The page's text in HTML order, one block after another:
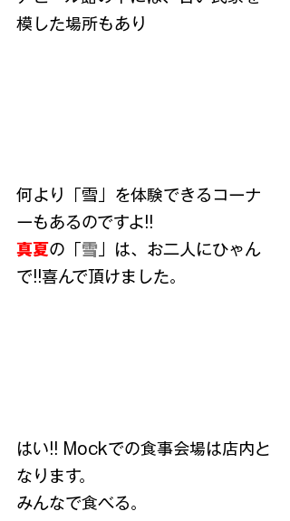
模した場所もあり
何より「雪」を体験できるコーナ
ーもあるのですよ!!
真夏 の「 雪 」は、お二人にひゃん
で!!喜んで頂けました。
はい!! Mockでの食事会場は店内と
なります。
みんなで食べる。